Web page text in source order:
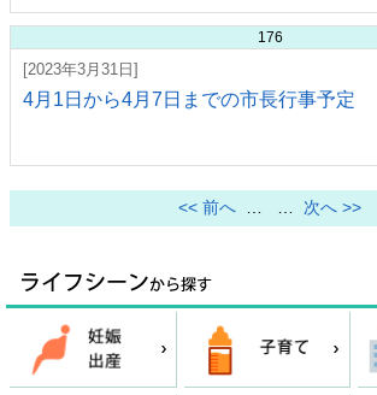
176
[2023年3月31日]
4月1日から4月7日までの市長行事予定
<< 前へ … … 次へ >>